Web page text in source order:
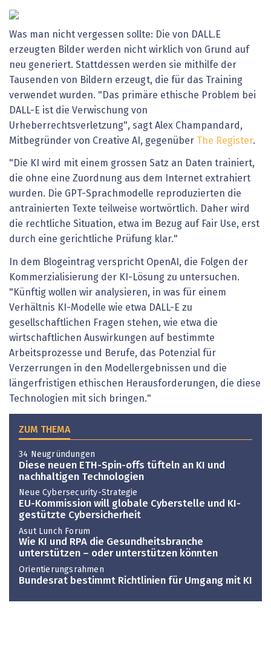
Was man nicht vergessen sollte: Die von DALL.E
erzeugten Bilder werden nicht wirklich von Grund auf
neu generiert. Stattdessen werden sie mithilfe der
Tausenden von Bildern erzeugt, die für das Training
verwendet wurden. "Das primäre ethische Problem bei
DALL-E ist die Verwischung von
Urheberrechtsverletzung", sagt Alex Champandard,
Mitbegründer von Creative AI, gegenüber The Register.
"Die KI wird mit einem grossen Satz an Daten trainiert,
die ohne eine Zuordnung aus dem Internet extrahiert
wurden. Die GPT-Sprachmodelle reproduzierten die
antrainierten Texte teilweise wortwörtlich. Daher wird
die rechtliche Situation, etwa im Bezug auf Fair Use, erst
durch eine gerichtliche Prüfung klar."
In dem Blogeintrag verspricht OpenAI, die Folgen der
Kommerzialisierung der KI-Lösung zu untersuchen.
"Künftig wollen wir analysieren, in was für einem
Verhältnis KI-Modelle wie etwa DALL-E zu
gesellschaftlichen Fragen stehen, wie etwa die
wirtschaftlichen Auswirkungen auf bestimmte
Arbeitsprozesse und Berufe, das Potenzial für
Verzerrungen in den Modellergebnissen und die
längerfristigen ethischen Herausforderungen, die diese
Technologien mit sich bringen."
ZUM THEMA
34 Neugründungen
Diese neuen ETH-Spin-offs tüfteln an KI und
nachhaltigen Technologien
Neue Cybersecurity-Strategie
EU-Kommission will globale Cyberstelle und KI-
gestützte Cybersicherheit
Asut Lunch Forum
Wie KI und RPA die Gesundheitsbranche
unterstützen – oder unterstützen könnten
Orientierungsrahmen
Bundesrat bestimmt Richtlinien für Umgang mit KI